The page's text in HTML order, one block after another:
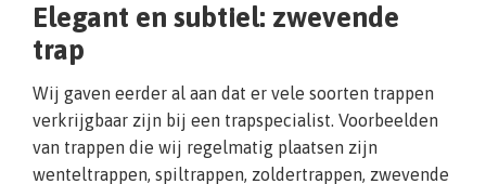
Elegant en subtiel: zwevende
trap
Wij gaven eerder al aan dat er vele soorten trappen
verkrijgbaar zijn bij een trapspecialist. Voorbeelden
van trappen die wij regelmatig plaatsen zijn
wenteltrappen, spiltrappen, zoldertrappen, zwevende